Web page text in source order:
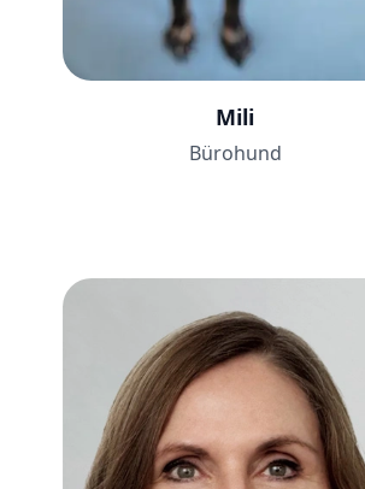
Mili
Bürohund